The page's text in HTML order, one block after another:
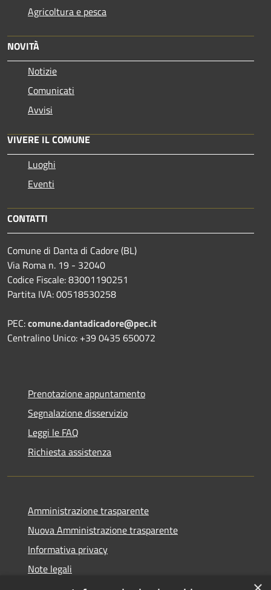
Agricoltura e pesca
NOVITÀ
Notizie
Comunicati
Avvisi
VIVERE IL COMUNE
Luoghi
Eventi
CONTATTI
Comune di Danta di Cadore (BL)
Via Roma n. 19 - 32040
Codice Fiscale: 83001190251
Partita IVA: 00518530258
PEC:comune.dantadicadore@pec.it
Centralino Unico: +39 0435 650072
Prenotazione appuntamento
Segnalazione disservizio
Leggi le FAQ
Richiesta assistenza
Amministrazione trasparente
Nuova Amministrazione trasparente
Informativa privacy
Note legali